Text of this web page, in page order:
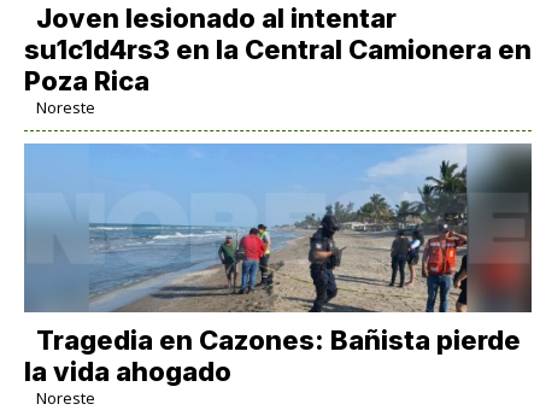
Joven lesionado al intentar
su1c1d4rs3 en la Central Camionera en
Poza Rica
Noreste
Tragedia en Cazones: Bañista pierde
la vida ahogado
Noreste